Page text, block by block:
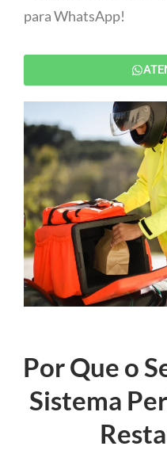
para WhatsApp!
Por Que o
Sistema